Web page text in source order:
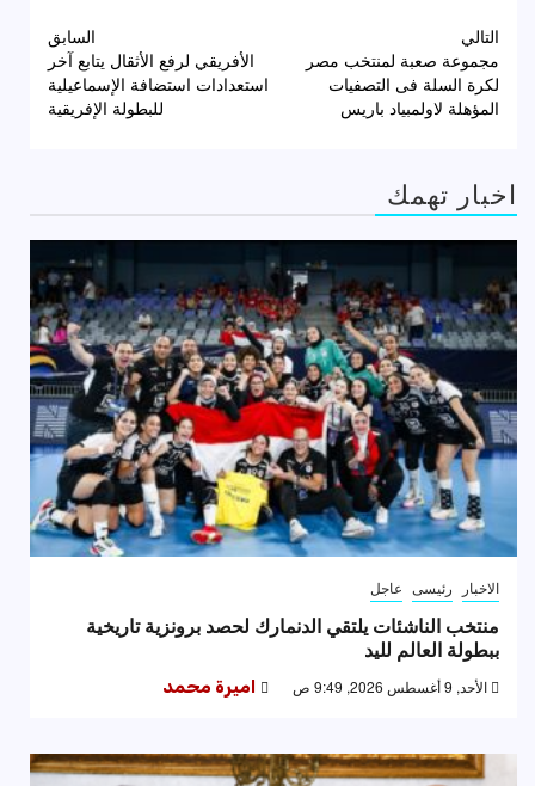
تصفّح
المقالات
السابق
الأفريقي لرفع الأثقال يتابع آخر
استعدادات استضافة الإسماعيلية
للبطولة الإفريقية
التالي
مجموعة صعبة لمنتخب مصر
لكرة السلة فى التصفيات
المؤهلة لاولمبياد باريس
اخبار تهمك
الاخبار رئيسى عاجل
منتخب الناشئات يلتقي الدنمارك لحصد برونزية تاريخية
ببطولة العالم لليد
الأحد, 9 أغسطس 2026, 9:49 ص اميرة محمد